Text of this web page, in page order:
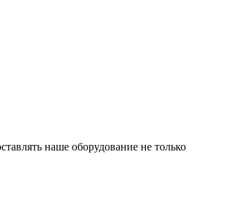
наше оборудование не только